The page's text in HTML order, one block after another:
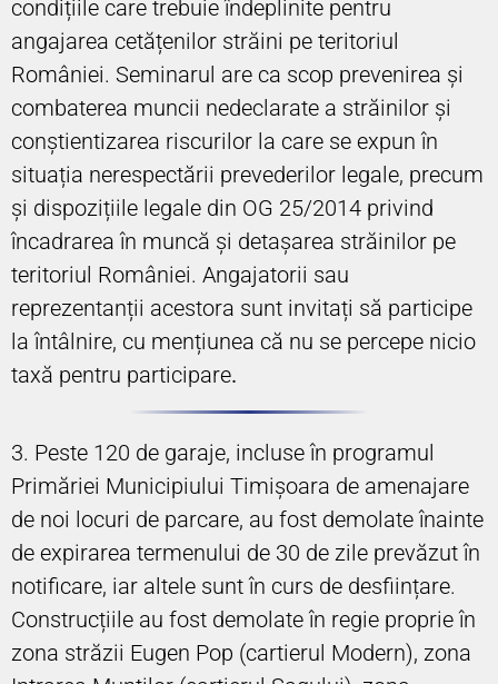
condițiile care trebuie îndeplinite pentru
angajarea cetățenilor străini pe teritoriul
României. Seminarul are ca scop prevenirea și
combaterea muncii nedeclarate a străinilor și
conștientizarea riscurilor la care se expun în
situația nerespectării prevederilor legale, precum
și dispozițiile legale din OG 25/2014 privind
încadrarea în muncă şi detaşarea străinilor pe
teritoriul României. Angajatorii sau
reprezentanții acestora sunt invitați să participe
la întâlnire, cu mențiunea că nu se percepe nicio
taxă pentru participare.
3. Peste 120 de garaje, incluse în programul
Primăriei Municipiului Timișoara de amenajare
de noi locuri de parcare, au fost demolate înainte
de expirarea termenului de 30 de zile prevăzut în
notificare, iar altele sunt în curs de desființare.
Construcțiile au fost demolate în regie proprie în
zona străzii Eugen Pop (cartierul Modern), zona